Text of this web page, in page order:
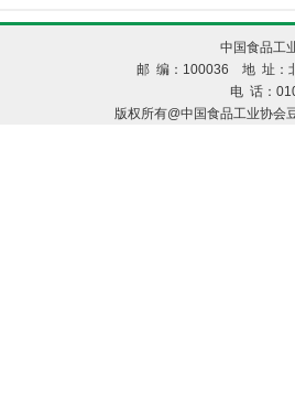
中国食品工
邮 编：100036 地 址：
电 话：
版权所有@中国食品工业协